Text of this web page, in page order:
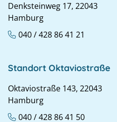
Denksteinweg 17, 22043
Hamburg
040 / 428 86 41 21
Standort Oktaviostraße
Oktaviostraße 143, 22043
Hamburg
040 / 428 86 41 50